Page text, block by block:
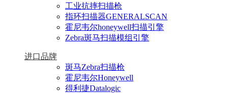
工业抗摔扫描枪
指环扫描器GENERALSCAN
霍尼韦尔honeywell扫描引擎
Zebra斑马扫描模组引擎
进口品牌
斑马Zebra扫描枪
霍尼韦尔Honeywell
得利捷Datalogic